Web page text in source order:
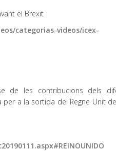
el Brexit
categorias-videos/icex-
de les contribucions dels
a la sortida del Regne Unit